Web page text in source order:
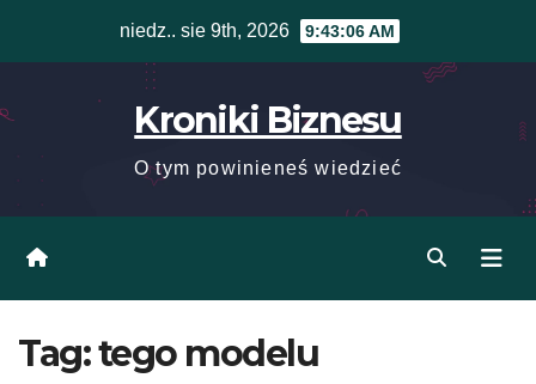
niedz.. sie 9th, 2026 9:43:06 AM
Kroniki Biznesu
O tym powinieneś wiedzieć
Tag:tego modelu